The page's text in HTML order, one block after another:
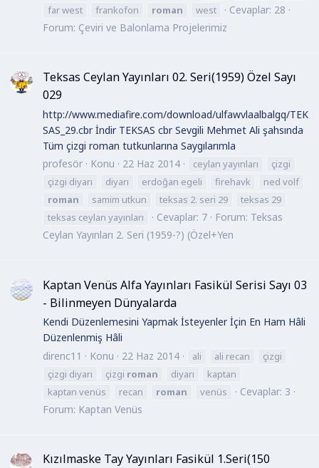
far west
frankofon roman west
Cevaplar: 28
Forum: Çeviri ve Balonlama Projelerimiz
Teksas Ceylan Yayınları 02. Seri(1959) Özel Sayı
029
http://www.mediafire.com/download/ulfawvlaalbalgq/TEK
SAS_29.cbr İndir TEKSAS cbr Sevgili Mehmet Ali şahsında
Tüm çizgi roman tutkunlarına Saygılarımla
profesör
Konu 22 Haz 2014 ceylan yayınları
çizgi
çizgi diyarı
diyarı erdoğan egeli firehavk
ned volf
roman
samim utkun teksas 2. seri 29
teksas 29
teksas ceylan yayınları
Cevaplar: 7 Forum: Teksas
Ceylan Yayınları 2. Seri (1959-?) (Özel+Yen
Kaptan Venüs Alfa Yayınları Fasikül Serisi Sayı 03
- Bilinmeyen Dünyalarda
Kendi Düzenlemesini Yapmak İsteyenler İçin En Ham Hâli
Düzenlenmiş Hâli
direnc11
Konu 22 Haz 2014 ali ali recan
çizgi
çizgi diyarı
çizgi roman diyarı
kaptan
kaptan venüs
recan roman venüs
Cevaplar: 3
Forum: Kaptan Venüs
Kızılmaske Tay Yayınları Fasikül 1.Seri(150